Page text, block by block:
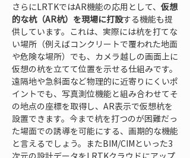
さらにLRTKではAR機能の応用として、 仮想
的な杭（AR杭）を現場に打設する機能も提
供しています。これは、実際には杭を打てな
い場所（例えばコンクリートで覆われた地面
や危険な場所）でも、カメラ越しの画面上に
仮想の杭を立てて位置を示せる仕組みです。
遠隔地や急斜面など物理的に近寄りにくいポ
イントでも、写真測位機能と組み合わせてそ
の地点の座標を取得し、AR表示で仮想杭を
設置できます。今まで杭を打つのが困難だっ
た場面での誘導を可能にする、画期的な機能
と言えるでしょう。またBIM/CIMといった3
次元の設計データをLRTKクラウドにアップ